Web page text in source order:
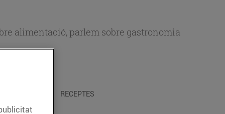
alimentació, parlem sobre gastronomia
RECEPTES